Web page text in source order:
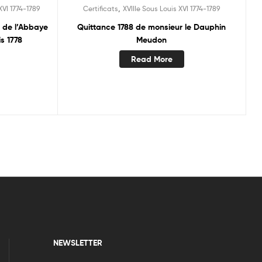
1774-1789
l’Abbaye
1778
Certificats ,XVIIIe Sous Louis XVI 1774-1789
Quittance 1788 de monsieur le Dauphin
Meudon
Read More
NEWSLETTER